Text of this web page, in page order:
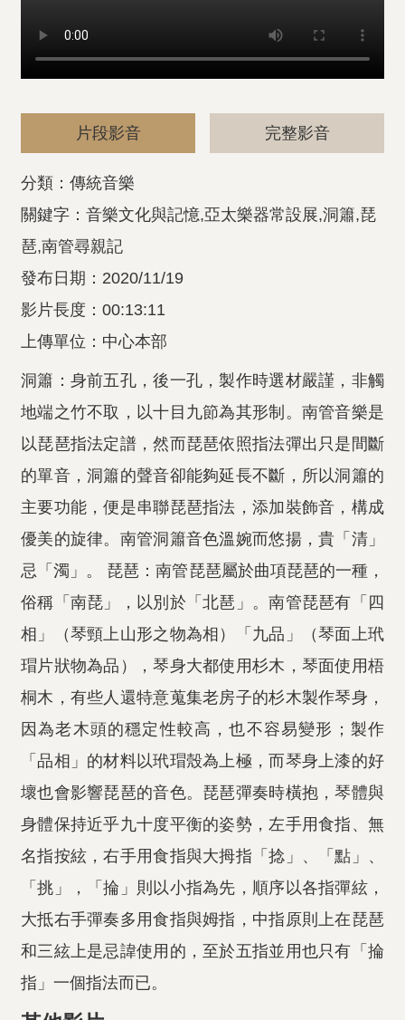
片段影音 完整影音
分類：傳統音樂
關鍵字：音樂文化與記憶,亞太樂器常設展,洞簫,琵
琶,南管尋親記
發布日期：2020/11/19
影片長度：00:13:11
上傳單位：中心本部
洞簫：身前五孔，後一孔，製作時選材嚴謹，非觸
地端之竹不取，以十目九節為其形制。南管音樂是
以琵琶指法定譜，然而琵琶依照指法彈出只是間斷
的單音，洞簫的聲音卻能夠延長不斷，所以洞簫的
主要功能，便是串聯琵琶指法，添加裝飾音，構成
優美的旋律。南管洞簫音色溫婉而悠揚，貴「清」
忌「濁」。 琵琶：南管琵琶屬於曲項琵琶的一種，
俗稱「南琵」，以別於「北琶」。南管琵琶有「四
相」（琴頸上山形之物為相）「九品」（琴面上玳
瑁片狀物為品），琴身大都使用杉木，琴面使用梧
桐木，有些人還特意蒐集老房子的杉木製作琴身，
因為老木頭的穩定性較高，也不容易變形；製作
「品相」的材料以玳瑁殼為上極，而琴身上漆的好
壞也會影響琵琶的音色。琵琶彈奏時橫抱，琴體與
身體保持近乎九十度平衡的姿勢，左手用食指、無
名指按絃，右手用食指與大拇指「捻」、「點」、
「挑」，「掄」則以小指為先，順序以各指彈絃，
大抵右手彈奏多用食指與姆指，中指原則上在琵琶
和三絃上是忌諱使用的，至於五指並用也只有「掄
指」一個指法而已。